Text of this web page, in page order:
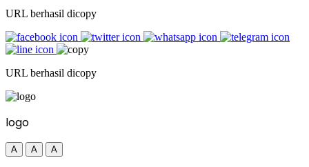
URL berhasil dicopy
URL berhasil dicopy
logo
A A A